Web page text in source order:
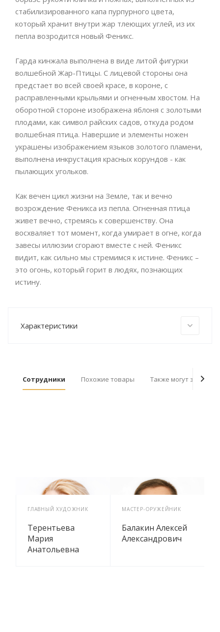
стабилизированного капа пурпурного цвета,
который хранит внутри жар тлеющих углей, из их
пепла возродится новый Феникс.
Гарда кинжала выполнена в виде литой фигурки
волшебной Жар-Птицы. С лицевой стороны она
предстает во всей своей красе, в короне, с
расправленными крыльями и огненным хвостом. На
оборотной стороне изображена яблоня с золотыми
плодами, как символ райских садов, откуда родом
волшебная птица. Навершие и элементы ножен
украшены изображением языков золотого пламени,
выполнена инкрустация красных корундов - как
пылающих угольков.
Как вечен цикл жизни на Земле, так и вечно
возрождение Феникса из пепла. Огненная птица
живет вечно, стремясь к совершенству. Она
восхваляет тот момент, когда умирает в огне, когда
завесы иллюзии сгорают вместе с ней. Феникс
видит, как сильно мы стремимся к истине. Феникс –
это огонь, который горит в людях, познающих
истину.
Характеристики
Сотрудники Похожие товары Также могут
ГЛАВНЫЙ ХУДОЖНИК
Терентьева
Мария
Анатольевна
МАСТЕР-ОРУЖЕЙНИК
Балакин Алексей
Александрович